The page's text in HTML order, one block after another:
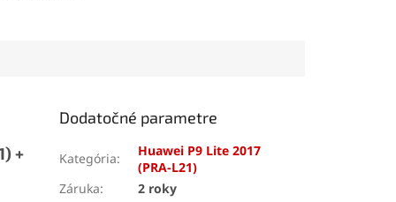
manipuláciu.
+
Dodatočné parametre
Kategória:
Huawei P9 Lite 2017
(PRA-L21)
Záruka: 2 roky